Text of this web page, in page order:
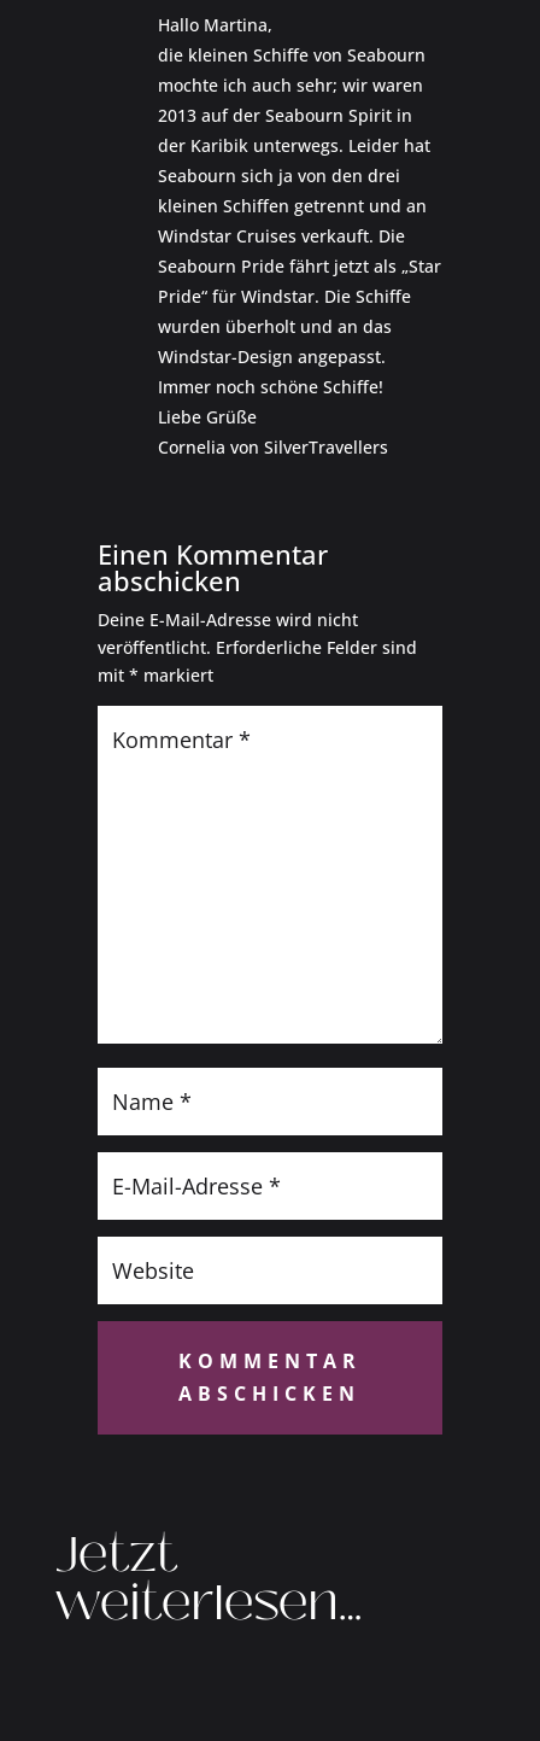
Hallo Martina,
die kleinen Schiffe von Seabourn
mochte ich auch sehr; wir waren
2013 auf der Seabourn Spirit in
der Karibik unterwegs. Leider hat
Seabourn sich ja von den drei
kleinen Schiffen getrennt und an
Windstar Cruises verkauft. Die
Seabourn Pride fährt jetzt als „Star
Pride“ für Windstar. Die Schiffe
wurden überholt und an das
Windstar-Design angepasst.
Immer noch schöne Schiffe!
Liebe Grüße
Cornelia von SilverTravellers
Einen Kommentar
abschicken
Deine E-Mail-Adresse wird nicht
veröffentlicht. Erforderliche Felder sind
mit * markiert
KOMMENTAR
ABSCHICKEN
Jetzt
weiterlesen…